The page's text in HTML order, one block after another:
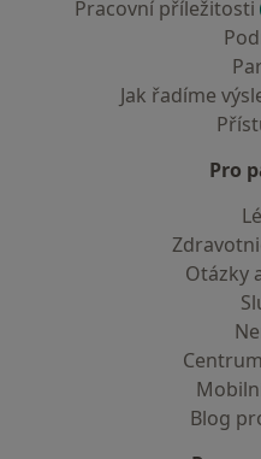
Pracovní příležitosti
Jak řadíme
Pro
Otázky
Blog